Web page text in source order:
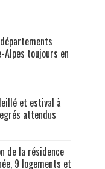
Alpes toujours en
et estival à
attendus
de la résidence
9 logements et